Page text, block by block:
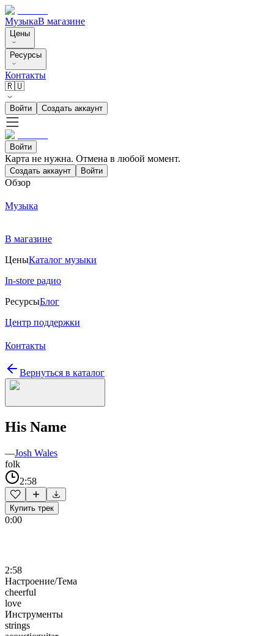
МузыкаВ магазине
Цены
Ресурсы
Контакты
🇷🇺
Войти Создать аккаунт
Войти
Карта не нужна. Отмена в любой момент.
Создать аккаунт Войти
Обзор
Музыка
В магазине
ЦеныКаталог музыки
In-store радио
РесурсыБлог
Центр поддержки
Контакты
Вернуться в каталог
His Name
—Josh Wales
folk
2:58
Купить трек
0:00
2:58
Настроение/Тема
cheerful
love
Инструменты
strings